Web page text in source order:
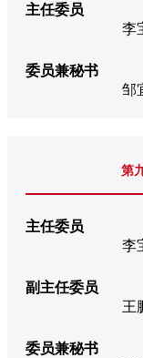
主任委员
李
委员兼秘书
邹
第
主任委员
李
副主任委员
王
委员兼秘书